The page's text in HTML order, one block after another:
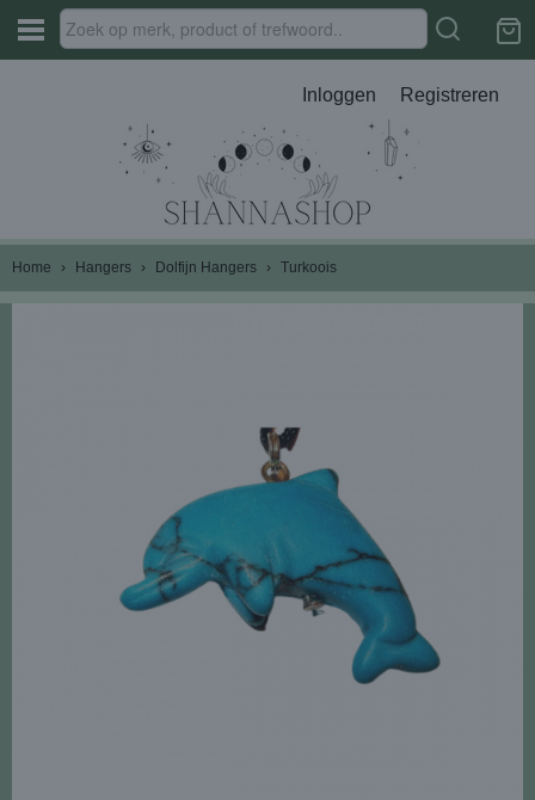
Inloggen Registreren
Home › Hangers › Dolfijn Hangers › Turkoois